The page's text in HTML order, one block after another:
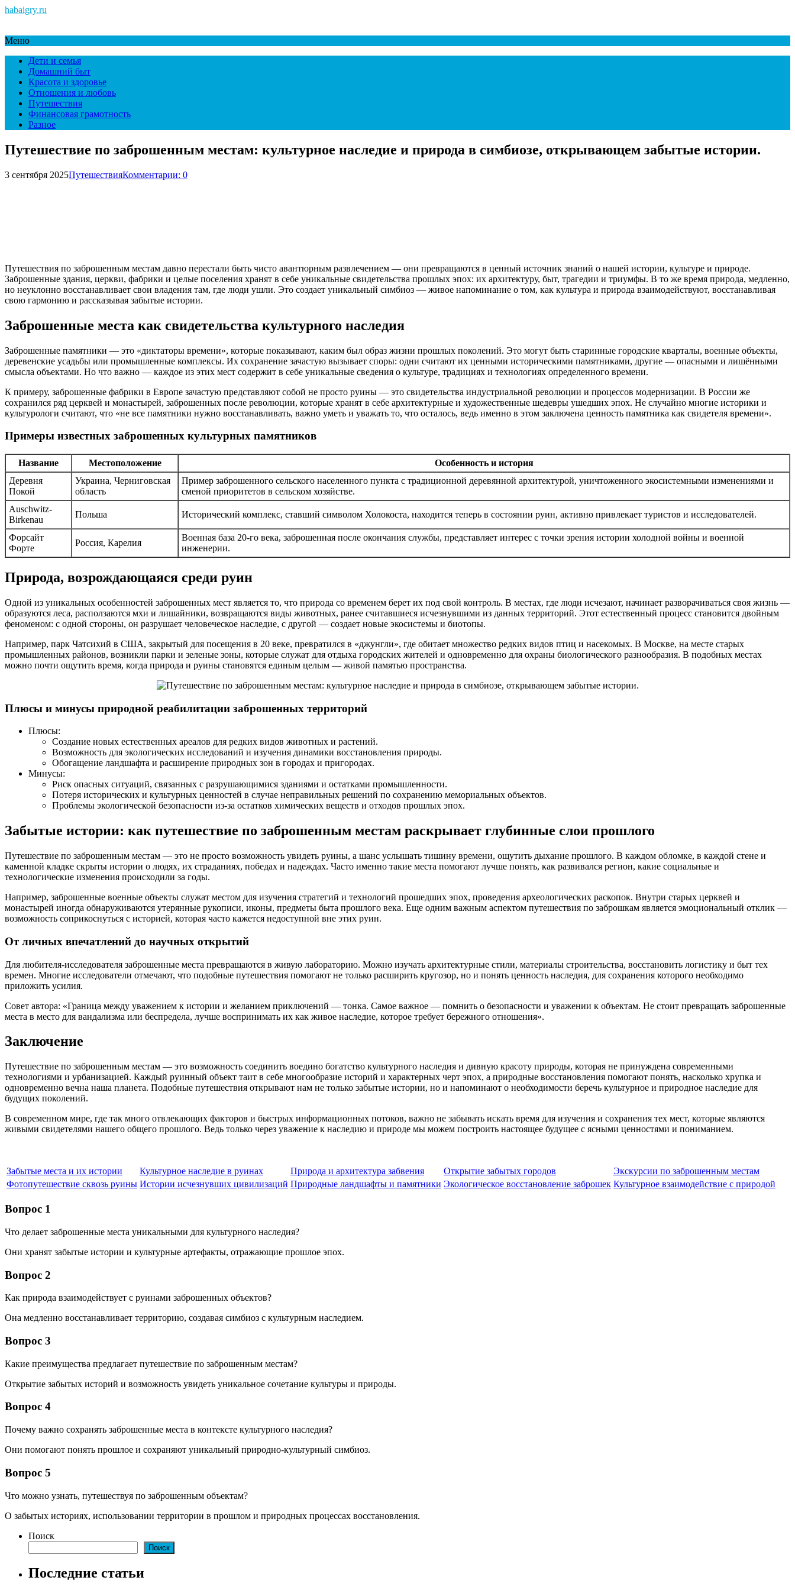
habaigry.ru
Меню
Дети и семья
Домашний быт
Красота и здоровье
Отношения и любовь
Путешествия
Финансовая грамотность
Разное
Путешествие по заброшенным местам: культурное наследие и природа в симбиозе, открывающем забытые истории.
3 сентября 2025ПутешествияКомментарии: 0
Путешествия по заброшенным местам давно перестали быть чисто авантюрным развлечением — они превращаются в ценный источник знаний о нашей истории, культуре и природе.
Заброшенные здания, церкви, фабрики и целые поселения хранят в себе уникальные свидетельства прошлых эпох: их архитектуру, быт, трагедии и триумфы. В то же время природа, медленно,
но неуклонно восстанавливает свои владения там, где люди ушли. Это создает уникальный симбиоз — живое напоминание о том, как культура и природа взаимодействуют, восстанавливая
свою гармонию и рассказывая забытые истории.
Заброшенные места как свидетельства культурного наследия
Заброшенные памятники — это «диктаторы времени», которые показывают, каким был образ жизни прошлых поколений. Это могут быть старинные городские кварталы, военные объекты,
деревенские усадьбы или промышленные комплексы. Их сохранение зачастую вызывает споры: одни считают их ценными историческими памятниками, другие — опасными и лишёнными
смысла объектами. Но что важно — каждое из этих мест содержит в себе уникальные сведения о культуре, традициях и технологиях определенного времени.
К примеру, заброшенные фабрики в Европе зачастую представляют собой не просто руины — это свидетельства индустриальной революции и процессов модернизации. В России же
сохранился ряд церквей и монастырей, заброшенных после революции, которые хранят в себе архитектурные и художественные шедевры ушедших эпох. Не случайно многие историки и
культурологи считают, что «не все памятники нужно восстанавливать, важно уметь и уважать то, что осталось, ведь именно в этом заключена ценность памятника как свидетеля времени».
Примеры известных заброшенных культурных памятников
Название Местоположение
Особенность и история
Деревня
Покой
Украина, Черниговская
область
Пример заброшенного сельского населенного пункта с традиционной деревянной архитектурой, уничтоженного экосистемными изменениями и
сменой приоритетов в сельском хозяйстве.
Auschwitz-
Birkenau
Польша Исторический комплекс, ставший символом Холокоста, находится теперь в состоянии руин, активно привлекает туристов и исследователей.
Форсайт
Форте
Россия, Карелия
Военная база 20-го века, заброшенная после окончания службы, представляет интерес с точки зрения истории холодной войны и военной
инженерии.
Природа, возрождающаяся среди руин
Одной из уникальных особенностей заброшенных мест является то, что природа со временем берет их под свой контроль. В местах, где люди исчезают, начинает разворачиваться своя жизнь —
образуются леса, расползаются мхи и лишайники, возвращаются виды животных, ранее считавшиеся исчезнувшими из данных территорий. Этот естественный процесс становится двойным
феноменом: с одной стороны, он разрушает человеческое наследие, с другой — создает новые экосистемы и биотопы.
Например, парк Чатсихий в США, закрытый для посещения в 20 веке, превратился в «джунгли», где обитает множество редких видов птиц и насекомых. В Москве, на месте старых
промышленных районов, возникли парки и зеленые зоны, которые служат для отдыха городских жителей и одновременно для охраны биологического разнообразия. В подобных местах
можно почти ощутить время, когда природа и руины становятся единым целым — живой памятью пространства.
Плюсы и минусы природной реабилитации заброшенных территорий
Плюсы:
Создание новых естественных ареалов для редких видов животных и растений.
Возможность для экологических исследований и изучения динамики восстановления природы.
Обогащение ландшафта и расширение природных зон в городах и пригородах.
Минусы:
Риск опасных ситуаций, связанных с разрушающимися зданиями и остатками промышленности.
Потеря исторических и культурных ценностей в случае неправильных решений по сохранению мемориальных объектов.
Проблемы экологической безопасности из-за остатков химических веществ и отходов прошлых эпох.
Забытые истории: как путешествие по заброшенным местам раскрывает глубинные слои прошлого
Путешествие по заброшенным местам — это не просто возможность увидеть руины, а шанс услышать тишину времени, ощутить дыхание прошлого. В каждом обломке, в каждой стене и
каменной кладке скрыты истории о людях, их страданиях, победах и надеждах. Часто именно такие места помогают лучше понять, как развивался регион, какие социальные и
технологические изменения происходили за годы.
Например, заброшенные военные объекты служат местом для изучения стратегий и технологий прошедших эпох, проведения археологических раскопок. Внутри старых церквей и
монастырей иногда обнаруживаются утерянные рукописи, иконы, предметы быта прошлого века. Еще одним важным аспектом путешествия по заброшкам является эмоциональный отклик —
возможность соприкоснуться с историей, которая часто кажется недоступной вне этих руин.
От личных впечатлений до научных открытий
Для любителя-исследователя заброшенные места превращаются в живую лабораторию. Можно изучать архитектурные стили, материалы строительства, восстановить логистику и быт тех
времен. Многие исследователи отмечают, что подобные путешествия помогают не только расширить кругозор, но и понять ценность наследия, для сохранения которого необходимо
приложить усилия.
Совет автора: «Граница между уважением к истории и желанием приключений — тонка. Самое важное — помнить о безопасности и уважении к объектам. Не стоит превращать заброшенные
места в место для вандализма или беспредела, лучше воспринимать их как живое наследие, которое требует бережного отношения».
Заключение
Путешествие по заброшенным местам — это возможность соединить воедино богатство культурного наследия и дивную красоту природы, которая не принуждена современными
технологиями и урбанизацией. Каждый руинный объект таит в себе многообразие историй и характерных черт эпох, а природные восстановления помогают понять, насколько хрупка и
одновременно вечна наша планета. Подобные путешествия открывают нам не только забытые истории, но и напоминают о необходимости беречь культурное и природное наследие для
будущих поколений.
В современном мире, где так много отвлекающих факторов и быстрых информационных потоков, важно не забывать искать время для изучения и сохранения тех мест, которые являются
живыми свидетелями нашего общего прошлого. Ведь только через уважение к наследию и природе мы можем построить настоящее будущее с ясными ценностями и пониманием.
Забытые места и их истории Культурное наследие в руинах Природа и архитектура забвения Открытие забытых городов
Экскурсии по заброшенным местам
Фотопутешествие сквозь руины Истории исчезнувших цивилизаций Природные ландшафты и памятники Экологическое восстановление заброшек Культурное взаимодействие с природой
Вопрос 1
Что делает заброшенные места уникальными для культурного наследия?
Они хранят забытые истории и культурные артефакты, отражающие прошлое эпох.
Вопрос 2
Как природа взаимодействует с руинами заброшенных объектов?
Она медленно восстанавливает территорию, создавая симбиоз с культурным наследием.
Вопрос 3
Какие преимущества предлагает путешествие по заброшенным местам?
Открытие забытых историй и возможность увидеть уникальное сочетание культуры и природы.
Вопрос 4
Почему важно сохранять заброшенные места в контексте культурного наследия?
Они помогают понять прошлое и сохраняют уникальный природно-культурный симбиоз.
Вопрос 5
Что можно узнать, путешествуя по заброшенным объектам?
О забытых историях, использовании территории в прошлом и природных процессах восстановления.
Поиск
Поиск
Последние статьи